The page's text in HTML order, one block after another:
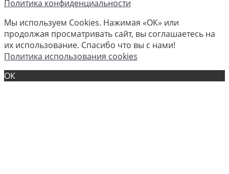
Политика конфиденциальности
Мы используем Cookies. Нажимая «ОК» или
продолжая просматривать сайт, вы соглашаетесь на
их использование. Спасибо что вы с нами!
Политика использования cookies
ОК